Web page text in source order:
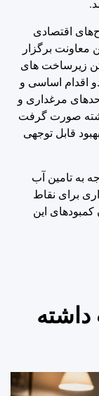
اقتصادی
برگزار
زیرساخت های
اقدام اساسی و
مرغداری و
صورت گرفت
قابل توجهی
به تامین آب
٢٠٠ واحد مرغداری برای نقاط
این